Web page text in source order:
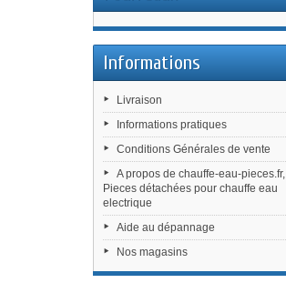
Informations
Livraison
Informations pratiques
Conditions Générales de vente
A propos de chauffe-eau-pieces.fr,
Pieces détachées pour chauffe eau
electrique
Aide au dépannage
Nos magasins